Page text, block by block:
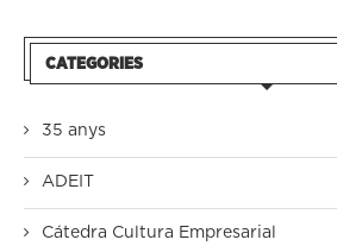
CATEGORIES
35 anys
ADEIT
Cátedra Cultura Empresarial